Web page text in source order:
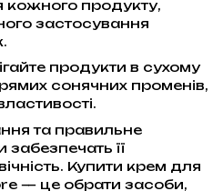
кожного продукту,
застосування
продукти в сухому
сонячних променів,
та правильне
забезпечать її
Купити крем для
— це обрати засоби,